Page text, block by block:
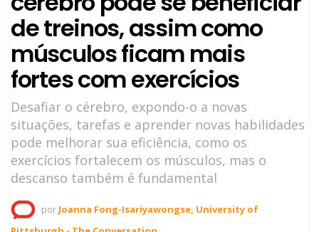
de treinos, assim como
músculos ficam mais
fortes com exercícios
Desafiar o cérebro, expondo-o a novas
situações, tarefas e aprender novas habilidades
pode melhorar sua eficiência, como os
exercícios fortalecem os músculos, mas o
descanso também é fundamental
por Joanna Fong-Isariyawongse, University of